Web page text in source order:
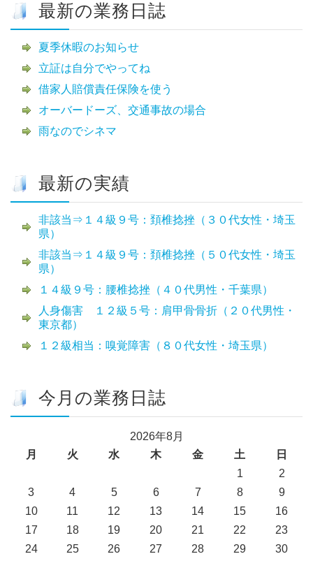
最新の業務日誌
夏季休暇のお知らせ
立証は自分でやってね
借家人賠償責任保険を使う
オーバードーズ、交通事故の場合
雨なのでシネマ
最新の実績
非該当⇒１４級９号：頚椎捻挫（３０代女性・埼玉
県）
非該当⇒１４級９号：頚椎捻挫（５０代女性・埼玉
県）
１４級９号：腰椎捻挫（４０代男性・千葉県）
人身傷害 １２級５号：肩甲骨骨折（２０代男性・
東京都）
１２級相当：嗅覚障害（８０代女性・埼玉県）
今月の業務日誌
2026年8月
月
火 水 木 金 土 日
1
2
3
4 5 6 7 8
9
10
11 12 13 14 15
16
17
18 19 20 21 22
23
24
25 26 27 28 29
30